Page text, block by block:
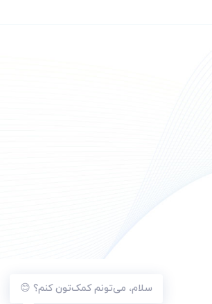
سلام، می‌تونم کمک‌تون کنم؟ 😊